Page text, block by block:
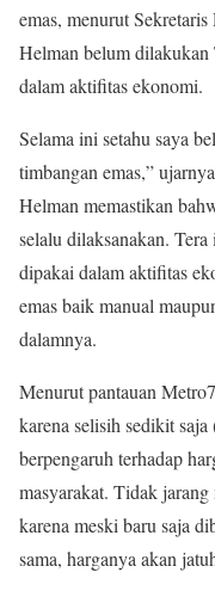
emas, menurut
Helman belum dilakukan
dalam aktifitas ekonomi.
Selama ini setahu saya
timbangan emas,”
Helman memastikan
selalu dilaksanakan.
dipakai dalam aktifitas
emas baik manual
dalamnya.
Menurut pantauan
karena selisih sedikit
berpengaruh terhadap
masyarakat. Tidak jarang
karena meski baru saja
sama, harganya akan